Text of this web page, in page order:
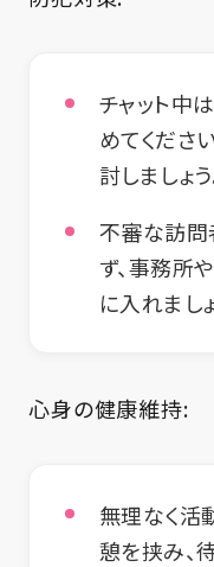
チャット中
めてくださ
討しましょう
不審な訪
ず、事務所
に入れましょ
心身の健康維持:
無理なく活
憩を挟み、